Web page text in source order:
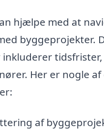
hjælpe med at
byggeprojekter.
Her er nogle
af